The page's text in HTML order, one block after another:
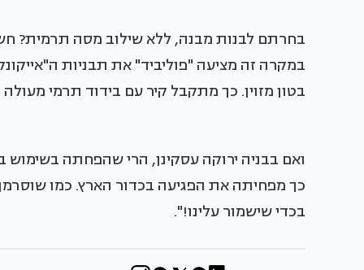
בחרתם לבנות מבנה, ללא שילוב מסה תרמית?
במקרה זה מציעה "פוליביד" את תבניות
בטון מזוין. כך מתקבל קיר עם בידוד תרמי
ואם בבניה ירוקה עסקינן, הרי שהפחתה
כך מפחיתה את הפגיעה בכדור הארץ. כמו
בכדי שישמור עלינו!".